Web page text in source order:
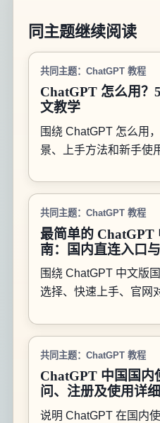
同主题继续阅读
共同主题：ChatGPT 教程
ChatGPT 怎么用？
文教学
围绕 ChatGPT 怎么用
景、上手方法和新手使
共同主题：ChatGPT 教程
最简单的 ChatGPT
南：国内直连入口
围绕 ChatGPT 中文版
选择、快速上手、官网
共同主题：ChatGPT 教程
ChatGPT 中国国内
问、注册及使用详
说明 ChatGPT 在国内